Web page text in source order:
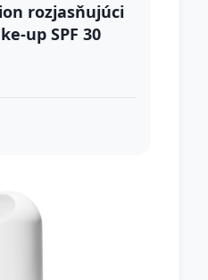
rozjasňujúci
up SPF 30